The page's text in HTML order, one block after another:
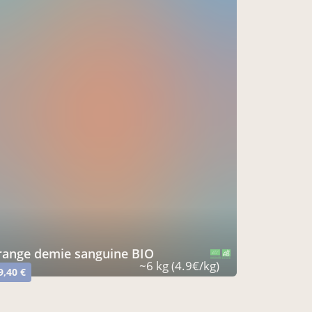
demie sanguine BIO
€ ~6 kg (4.9€/kg)